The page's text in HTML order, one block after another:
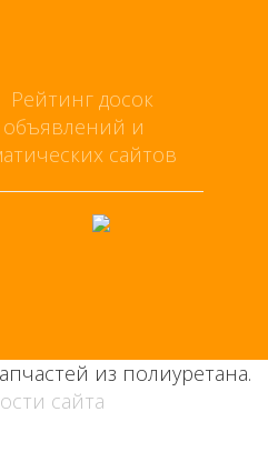
из полиуретана.
сайта